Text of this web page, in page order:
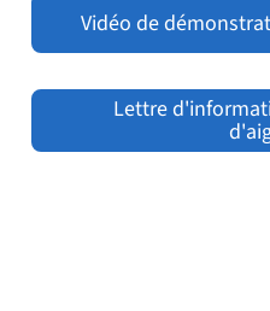
Vidéo de
Lettre